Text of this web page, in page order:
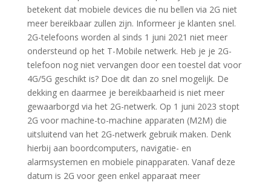
betekent dat mobiele devices die nu bellen via 2G niet
meer bereikbaar zullen zijn. Informeer je klanten snel.
2G-telefoons worden al sinds 1 juni 2021 niet meer
ondersteund op het T-Mobile netwerk. Heb je je 2G-
telefoon nog niet vervangen door een toestel dat voor
4G/5G geschikt is? Doe dit dan zo snel mogelijk. De
dekking en daarmee je bereikbaarheid is niet meer
gewaarborgd via het 2G-netwerk. Op 1 juni 2023 stopt
2G voor machine-to-machine apparaten (M2M) die
uitsluitend van het 2G-netwerk gebruik maken. Denk
hierbij aan boordcomputers, navigatie- en
alarmsystemen en mobiele pinapparaten. Vanaf deze
datum is 2G voor geen enkel apparaat meer